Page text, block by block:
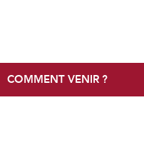
COMMENT VENIR ?